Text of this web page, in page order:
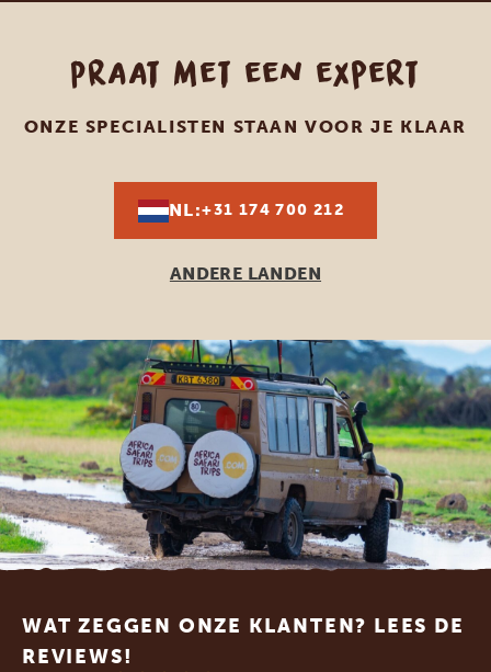
Praat met een expert
ONZE SPECIALISTEN STAAN VOOR JE KLAAR
NL:+31 174 700 212
ANDERE LANDEN
WAT ZEGGEN ONZE KLANTEN? LEES DE
REVIEWS!